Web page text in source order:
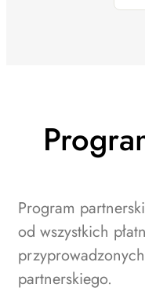
Program
od wszystkich
partnerskiego.